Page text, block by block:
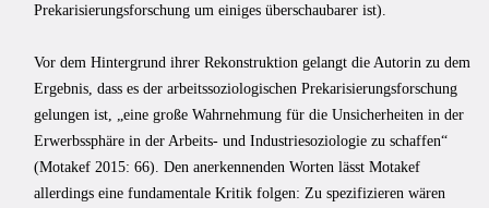
Prekarisierungsforschung um einiges überschaubarer ist).
Vor dem Hintergrund ihrer Rekonstruktion gelangt die Autorin zu dem
Ergebnis, dass es der arbeitssoziologischen Prekarisierungsforschung
gelungen ist, „eine große Wahrnehmung für die Unsicherheiten in der
Erwerbssphäre in der Arbeits- und Industriesoziologie zu schaffen“
(Motakef 2015: 66). Den anerkennenden Worten lässt Motakef
allerdings eine fundamentale Kritik folgen: Zu spezifizieren wären